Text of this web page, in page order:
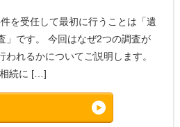
を受任して最初に行うことは「遺
」です。 今回はなぜ2つの調査が
われるかについてご説明します。
続に […]